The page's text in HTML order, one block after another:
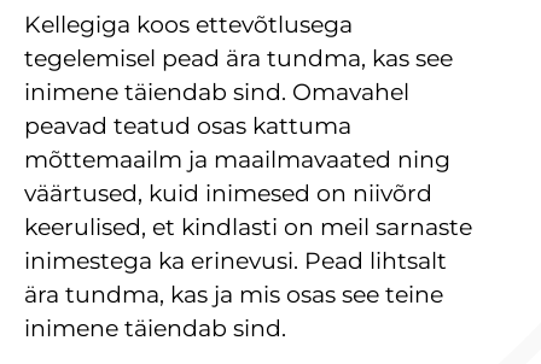
Kellegiga koos ettevõtlusega
tegelemisel pead ära tundma, kas see
inimene täiendab sind. Omavahel
peavad teatud osas kattuma
mõttemaailm ja maailmavaated ning
väärtused, kuid inimesed on niivõrd
keerulised, et kindlasti on meil sarnaste
inimestega ka erinevusi. Pead lihtsalt
ära tundma, kas ja mis osas see teine
inimene täiendab sind.